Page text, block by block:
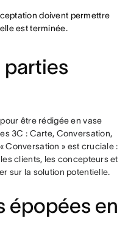
doivent permettre
est terminée.
parties
être rédigée en vase
3C : Carte, Conversation,
Conversation » est cruciale :
clients, les concepteurs et
sur la solution potentielle.
épopées en